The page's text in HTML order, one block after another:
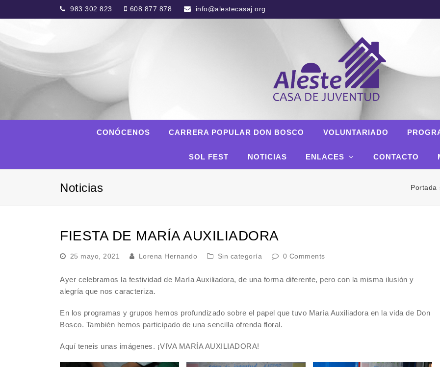
983 302 823 608 877 878 info@alestecasaj.org
CONÓCENOS CARRERA POPULAR DON BOSCO VOLUNTARIADO
SOL FEST NOTICIAS ENLACES CONTACTO
Noticias Portada
FIESTA DE MARÍA AUXILIADORA
25 mayo, 2021 Lorena Hernando Sin categoría 0 Comments
Ayer celebramos la festividad de María Auxiliadora, de una forma diferente, pero con la misma ilusión y
alegría que nos caracteriza.
En los programas y grupos hemos profundizado sobre el papel que tuvo María Auxiliadora en la vida de Don
Bosco. También hemos participado de una sencilla ofrenda floral.
Aquí teneis unas imágenes. ¡VIVA MARÍA AUXILIADORA!